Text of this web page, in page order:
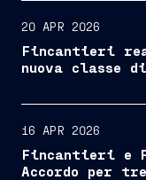
20 APR 2026
Fincantieri
nuova classe
16 APR 2026
Fincantieri e
Accordo per